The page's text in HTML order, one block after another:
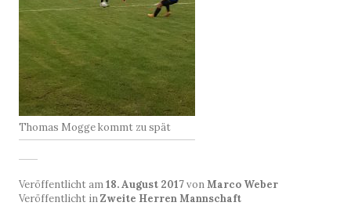
Thomas Mogge kommt zu spät
Veröffentlicht am18. August 2017vonMarco Weber
Veröffentlicht inZweite Herren Mannschaft